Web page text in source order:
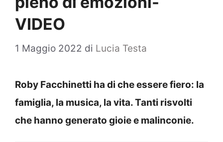
VIDEO
1 Maggio 2022 di Lucia Testa
Roby Facchinetti ha di che essere fiero: la
famiglia, la musica, la vita. Tanti risvolti
che hanno generato gioie e malinconie.